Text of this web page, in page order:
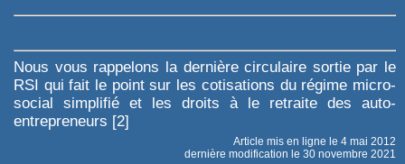
Nous vous rappelons la dernière circulaire sortie par le
RSI qui fait le point sur les cotisations du régime micro-
social simplifié et les droits à le retraite des auto-
entrepreneurs [2]
Article mis en ligne le 4 mai 2012
dernière modification le 30 novembre 2021